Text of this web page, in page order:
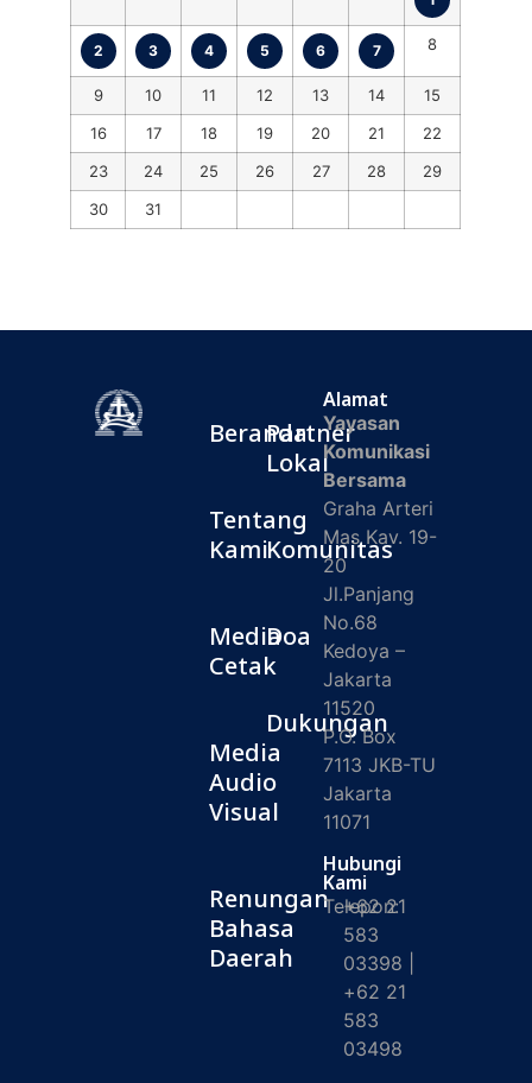
2 3 4 5 6 7 8
9 10 11 12 13 14
15
16
17 18 19 20 21
22
23
24 25 26 27 28
29
30
31
Beranda
Tentang
Kami
Media
Cetak
Media
Audio
Visual
Renungan
Bahasa
Daerah
Partner
Lokal
Komunitas
Doa
Dukungan
Alamat
Yayasan
Komunikasi
Bersama
Graha Arteri
Mas Kav. 19-
20
Jl.Panjang
No.68
Kedoya –
Jakarta
11520
P.O. Box
7113 JKB-TU
Jakarta
11071
Hubungi
Kami
Telepon:
+62 21
583
03398 |
+62 21
583
03498